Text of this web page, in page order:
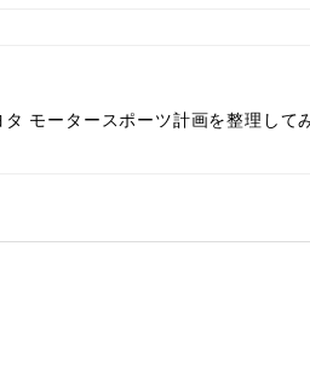
モータースポーツ計画を整理して